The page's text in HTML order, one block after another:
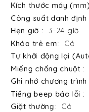
3-24 giờ
Có
Có